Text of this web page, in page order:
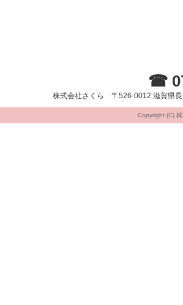
☎
株式会社さくら 〒526-0012 滋賀県
Copyright (C)